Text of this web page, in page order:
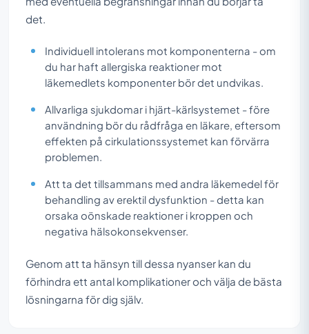
det.
Individuell intolerans mot komponenterna - om
du har haft allergiska reaktioner mot
läkemedlets komponenter bör det undvikas.
Allvarliga sjukdomar i hjärt-kärlsystemet - före
användning bör du rådfråga en läkare, eftersom
effekten på cirkulationssystemet kan förvärra
problemen.
Att ta det tillsammans med andra läkemedel för
behandling av erektil dysfunktion - detta kan
orsaka oönskade reaktioner i kroppen och
negativa hälsokonsekvenser.
Genom att ta hänsyn till dessa nyanser kan du
förhindra ett antal komplikationer och välja de bästa
lösningarna för dig själv.